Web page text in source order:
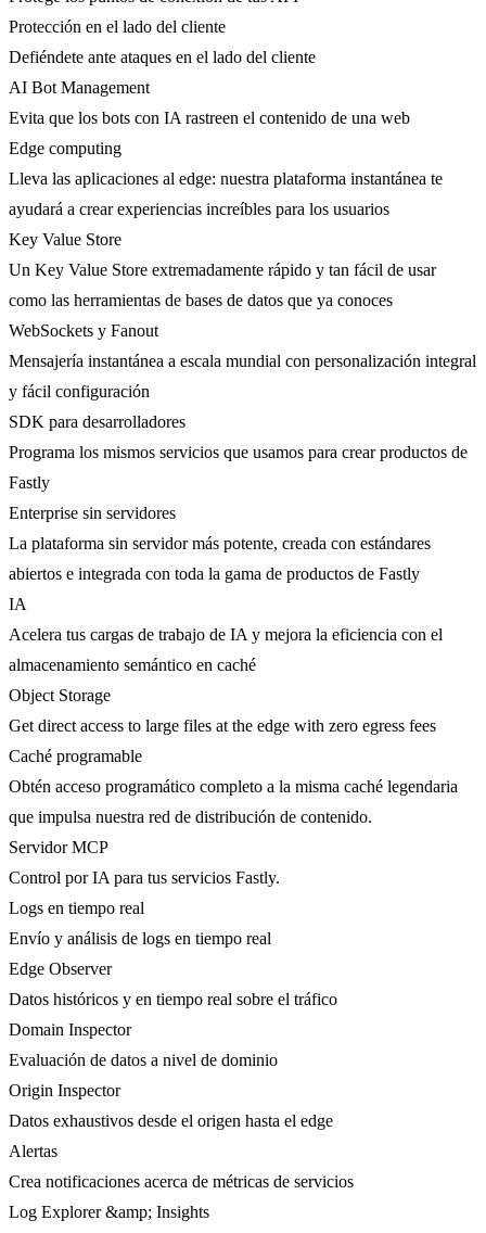
Protección en el lado del cliente
Defiéndete ante ataques en el lado del cliente
AI Bot Management
Evita que los bots con IA rastreen el contenido de una web
Edge computing
Lleva las aplicaciones al edge: nuestra plataforma instantánea te
ayudará a crear experiencias increíbles para los usuarios
Key Value Store
Un Key Value Store extremadamente rápido y tan fácil de usar
como las herramientas de bases de datos que ya conoces
WebSockets y Fanout
Mensajería instantánea a escala mundial con personalización integral
y fácil configuración
SDK para desarrolladores
Programa los mismos servicios que usamos para crear productos de
Fastly
Enterprise sin servidores
La plataforma sin servidor más potente, creada con estándares
abiertos e integrada con toda la gama de productos de Fastly
IA
Acelera tus cargas de trabajo de IA y mejora la eficiencia con el
almacenamiento semántico en caché
Object Storage
Get direct access to large files at the edge with zero egress fees
Caché programable
Obtén acceso programático completo a la misma caché legendaria
que impulsa nuestra red de distribución de contenido.
Servidor MCP
Control por IA para tus servicios Fastly.
Logs en tiempo real
Envío y análisis de logs en tiempo real
Edge Observer
Datos históricos y en tiempo real sobre el tráfico
Domain Inspector
Evaluación de datos a nivel de dominio
Origin Inspector
Datos exhaustivos desde el origen hasta el edge
Alertas
Crea notificaciones acerca de métricas de servicios
Log Explorer &amp; Insights